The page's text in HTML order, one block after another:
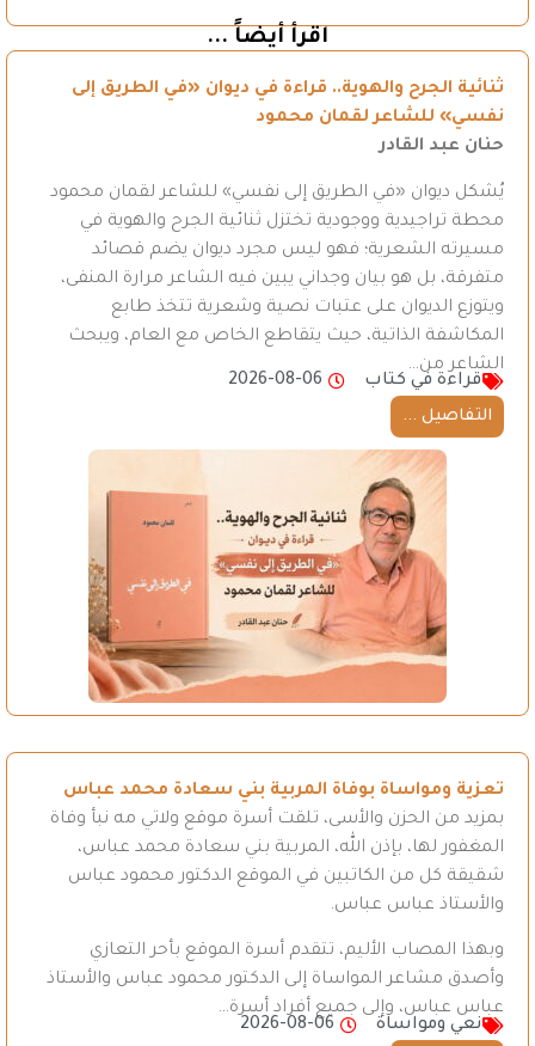
اقرأ أيضاً ...
ثنائية الجرح والهوية.. قراءة في ديوان «في الطريق إلى
نفسي» للشاعر لقمان محمود
حنان عبد القادر
يُشكل ديوان «في الطريق إلى نفسي» للشاعر لقمان محمود
محطة تراجيدية ووجودية تختزل ثنائية الجرح والهوية في
مسيرته الشعرية؛ فهو ليس مجرد ديوان يضم قصائد
متفرقة، بل هو بيان وجداني يبين فيه الشاعر مرارة المنفى،
ويتوزع الديوان على عتبات نصية وشعرية تتخذ طابع
المكاشفة الذاتية، حيث يتقاطع الخاص مع العام، ويبحث
الشاعر من…
قراءة في كتاب
2026-08-06
التفاصيل ...
تعزية ومواساة بوفاة المربية بني سعادة محمد عباس
بمزيد من الحزن والأسى، تلقت أسرة موقع ولاتي مه نبأ وفاة
المغفور لها، بإذن الله، المربية بني سعادة محمد عباس،
شقيقة كل من الكاتبين في الموقع الدكتور محمود عباس
والأستاذ عباس عباس.
وبهذا المصاب الأليم، تتقدم أسرة الموقع بأحر التعازي
وأصدق مشاعر المواساة إلى الدكتور محمود عباس والأستاذ
عباس عباس، وإلى جميع أفراد أسرة…
نعي ومواساة
2026-08-06